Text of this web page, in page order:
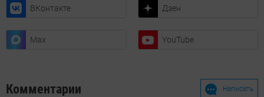
ВКонтакте Дзен
Max YouTube
Комментарии Написать